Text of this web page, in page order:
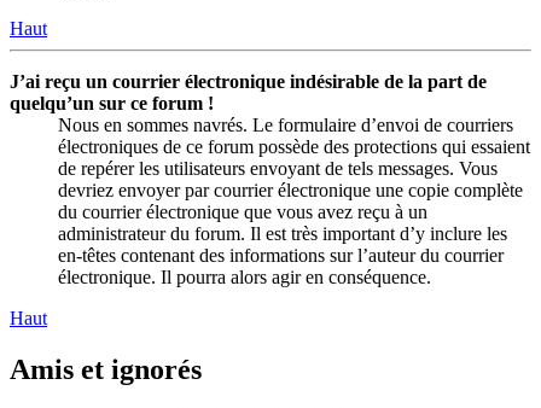
Haut
J’ai reçu un courrier électronique indésirable de la part de
quelqu’un sur ce forum !
Nous en sommes navrés. Le formulaire d’envoi de courriers
électroniques de ce forum possède des protections qui essaient
de repérer les utilisateurs envoyant de tels messages. Vous
devriez envoyer par courrier électronique une copie complète
du courrier électronique que vous avez reçu à un
administrateur du forum. Il est très important d’y inclure les
en-têtes contenant des informations sur l’auteur du courrier
électronique. Il pourra alors agir en conséquence.
Haut
Amis et ignorés